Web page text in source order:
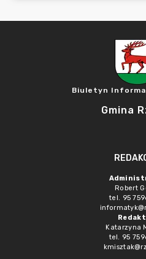
Biuletyn
Gmina
Robert
tel. 95
Katarzyna
tel. 95